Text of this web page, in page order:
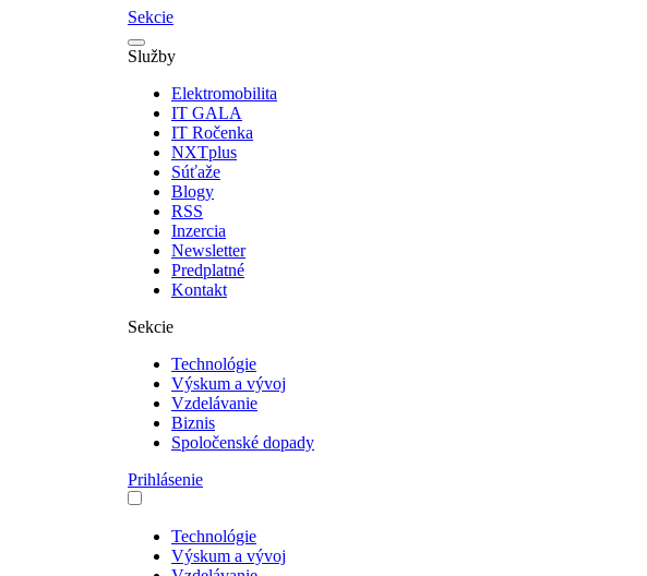
Sekcie
Služby
Elektromobilita
IT GALA
IT Ročenka
NXTplus
Súťaže
Blogy
RSS
Inzercia
Newsletter
Predplatné
Kontakt
Sekcie
Technológie
Výskum a vývoj
Vzdelávanie
Biznis
Spoločenské dopady
Prihlásenie
Technológie
Výskum a vývoj